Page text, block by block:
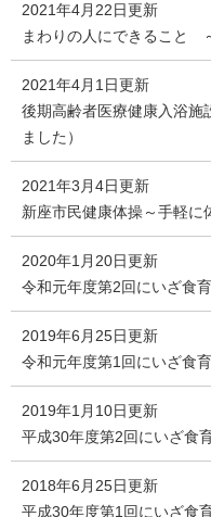
2021年4月22日更新
まわりの人にできること
2021年4月1日更新
後期高齢者医療健康入浴施
ました）
2021年3月4日更新
新座市民健康体操～手軽に
2020年1月20日更新
令和元年度第2回にいざ食
2019年6月25日更新
令和元年度第1回にいざ食
2019年1月10日更新
平成30年度第2回にいざ食
2018年6月25日更新
平成30年度第1回にいざ食